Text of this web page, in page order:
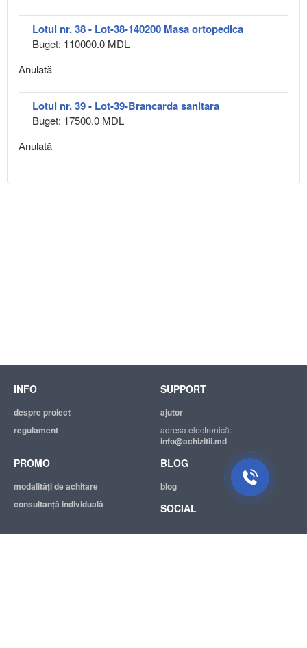
Lotul nr. 38 - Lot-38-140200 Masa ortopedica
Buget: 110000.0 MDL
Anulată
Lotul nr. 39 - Lot-39-Brancarda sanitara
Buget: 17500.0 MDL
Anulată
INFO
despre proiect
regulament
SUPPORT
ajutor
adresa electronică:
info@achizitii.md
PROMO
modalităţi de achitare
consultanță individuală
BLOG
blog
SOCIAL